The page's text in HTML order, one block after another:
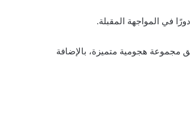
في المواجهة المقبلة.
مجموعة هجومية متميزة، بالإضافة